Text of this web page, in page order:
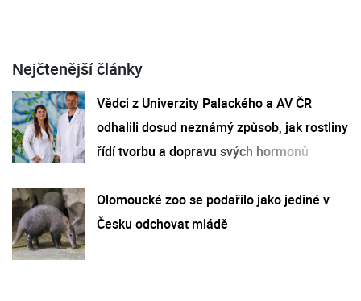
Nejčtenější články
Vědci z Univerzity Palackého a AV ČR
odhalili dosud neznámý způsob, jak rostliny
řídí tvorbu a dopravu svých hormonů
Olomoucké zoo se podařilo jako jediné v
Česku odchovat mládě